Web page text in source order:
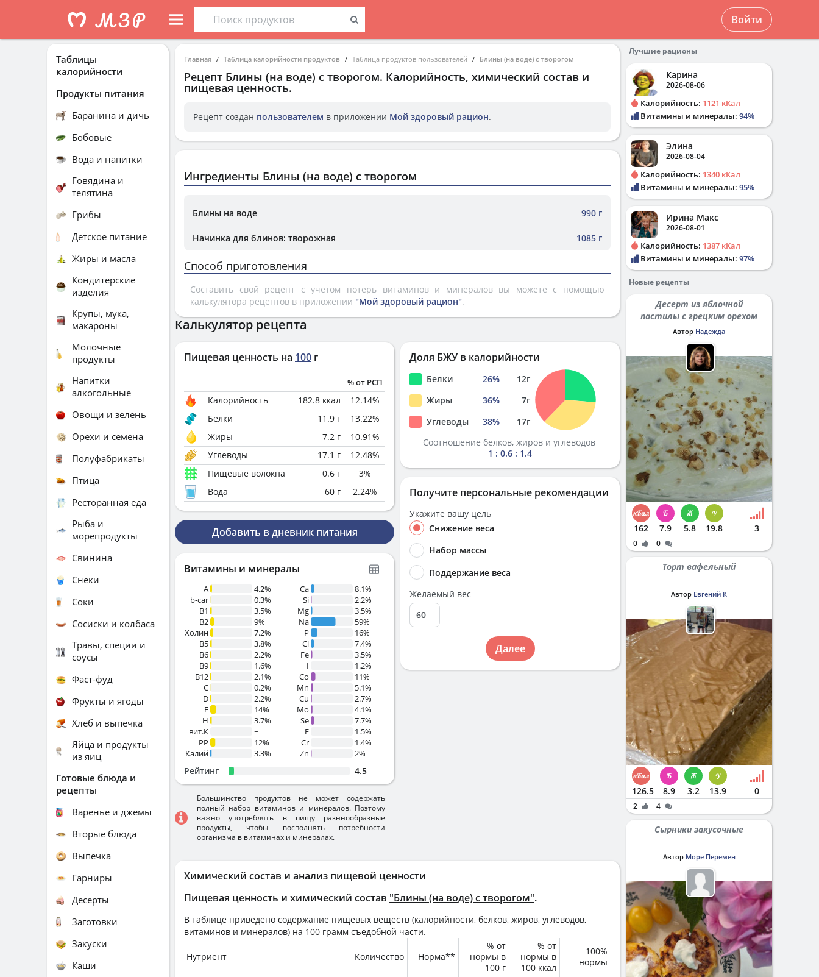
Войти
Главная Таблица калорийности продуктов Таблица продуктов пользователей Блины (на воде) с творогом
Рецепт Блины (на воде) с творогом. Калорийность, химический состав и
пищевая ценность.
Рецепт создан пользователем в приложении Мой здоровый рацион.
Ингредиенты Блины (на воде) с творогом
Блины на воде 990 г
Начинка для блинов: творожная 1085 г
Способ приготовления
Составить свой рецепт с учетом потерь витаминов и минералов вы можете с помощью
калькулятора рецептов в приложении "Мой здоровый рацион".
Химический состав и анализ пищевой ценности
Пищевая ценность и химический состав "Блины (на воде) с творогом".
В таблице приведено содержание пищевых веществ (калорийности, белков, жиров, углеводов,
витаминов и минералов) на 100 грамм съедобной части.
Нутриент Количество Норма**
% от
нормы в
100 г
% от
нормы в
100 ккал
100%
нормы
Калькулятор рецепта
Пищевая ценность на 100 г
% от РСП
Калорийность 182.8 ккал 12.14%
Белки
11.9 г 13.22%
Жиры
7.2 г 10.91%
Углеводы
17.1 г 12.48%
Пищевые волокна
0.6 г 3%
Вода
60 г 2.24%
Добавить в дневник питания
Витамины и минералы
A
4.2%
b-car
0.3%
В1
3.5%
B2
9%
Холин
7.2%
B5
3.8%
B6
2.2%
B9
1.6%
B12
2.1%
C
0.2%
D
2.2%
E
14%
H
3.7%
вит.К
~
PP
12%
Калий
3.3%
Ca
8.1%
Si
2.2%
Mg
3.5%
Na
59%
P
16%
Cl
7.4%
Fe
3.5%
I
1.2%
Co
11%
Mn
5.1%
Cu
2.7%
Mo
4.1%
Se
7.7%
F
1.5%
Cr
1.4%
Zn
2%
Рейтинг 4.5
Большинство продуктов не может содержать
полный набор витаминов и минералов. Поэтому
важно употреблять в пищу разннообразные
продукты, чтобы восполнять потребности
организма в витаминах и минералах.
Доля БЖУ в калорийности
Белки 26% 12г
Жиры
36% 7г
Углеводы
38% 17г
Соотношение белков, жиров и углеводов
1 : 0.6 : 1.4
Получите персональные рекомендации
Укажите вашу цель
Снижение веса
Набор массы
Поддержание веса
Желаемый вес
Далее
Таблицы
калорийности
Продукты питания
Баранина и дичь
Бобовые
Вода и напитки
Говядина и
телятина
Грибы
Детское питание
Жиры и масла
Кондитерские
изделия
Крупы, мука,
макароны
Молочные
продукты
Напитки
алкогольные
Овощи и зелень
Орехи и семена
Полуфабрикаты
Птица
Ресторанная еда
Рыба и
морепродукты
Свинина
Снеки
Соки
Сосиски и колбаса
Травы, специи и
соусы
Фаст-фуд
Фрукты и ягоды
Хлеб и выпечка
Яйца и продукты
из яиц
Готовые блюда и
рецепты
Варенье и джемы
Вторые блюда
Выпечка
Гарниры
Десерты
Заготовки
Закуски
Каши
Лучшие рационы
Карина
2026-08-06
Калорийность: 1121 кКал
Витамины и минералы: 94%
Элина
2026-08-04
Калорийность: 1340 кКал
Витамины и минералы: 95%
Ирина Макс
2026-08-01
Калорийность: 1387 кКал
Витамины и минералы: 97%
Новые рецепты
Десерт из яблочной
пастилы с грецким орехом
Автор Надежда
162 7.9 5.8 19.8 3
0 0
Торт вафельный
Автор Евгений К
126.5 8.9 3.2 13.9 0
2 4
Сырники закусочные
Автор Море Перемен